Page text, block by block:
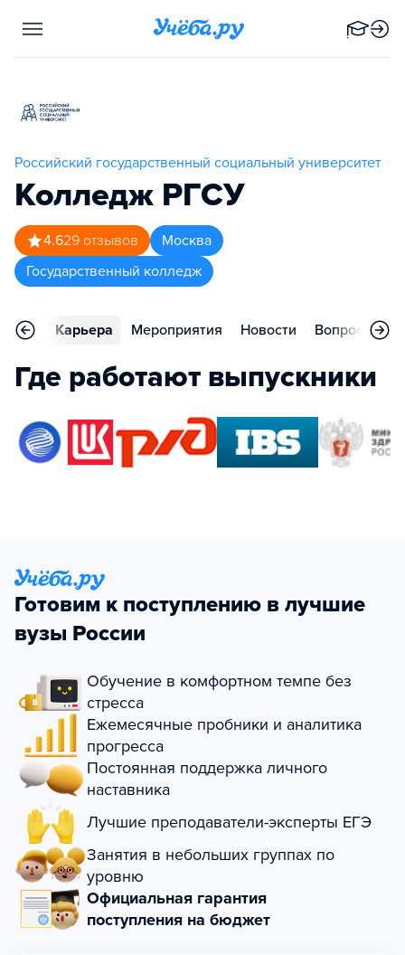
Российский государственный социальный университет
Колледж РГСУ
4.629 отзывов
Москва
Государственный колледж
Карьера Мероприятия Новости Вопросы
Где работают выпускники
Готовим к поступлению в лучшие
вузы России
Обучение в комфортном темпе без
стресса
Ежемесячные пробники и аналитика
прогресса
Постоянная поддержка личного
наставника
Лучшие преподаватели-эксперты ЕГЭ
Занятия в небольших группах по
уровню
Официальная гарантия
поступления на бюджет